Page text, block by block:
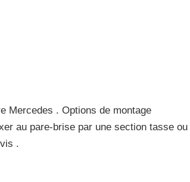
Mercedes . Options de montage
au pare-brise par une section tasse ou
.